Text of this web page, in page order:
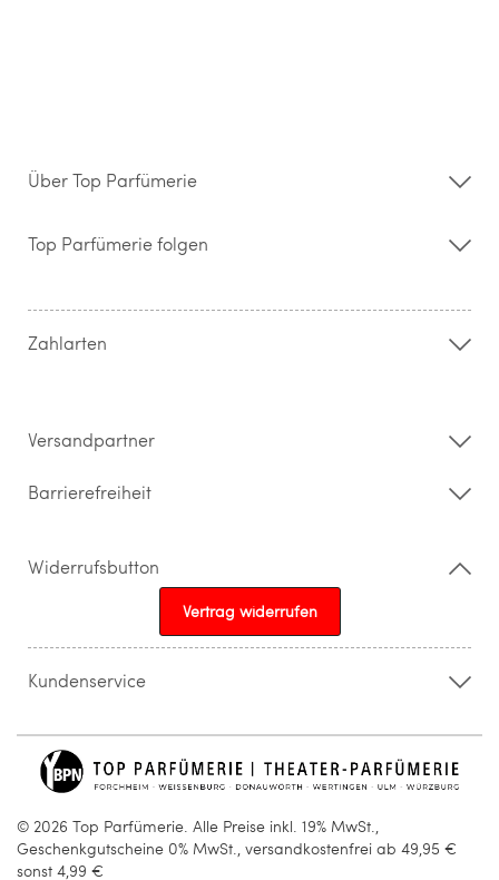
Über Top Parfümerie
Storefinder
Kontakt
Widerrufsrecht & Rückgabebedingungen
Top Parfümerie folgen
Zahlarten
Versandpartner
Barrierefreiheit
Widerrufsbutton
Vertrag widerrufen
Kundenservice
info@topparfuemerie.de
© 2026 Top Parfümerie. Alle Preise inkl. 19% MwSt.,
Geschenkgutscheine 0% MwSt., versandkostenfrei ab 49,95 €
sonst 4,99 €